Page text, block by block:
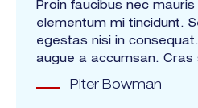
Proin faucibus nec
elementum mi tincidunt.
egestas nisi in
augue a accumsan. Cras
Piter Bowman